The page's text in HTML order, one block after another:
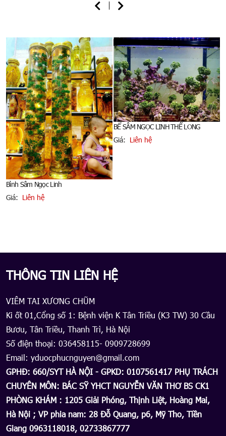
Bình Sâm Ngọc Linh
Giá: Liên hệ
BỂ SÂM NGỌC LINH THẾ LONG
Giá: Liên hệ
THÔNG TIN LIÊN HỆ
VIÊM TAI XƯƠNG CHŨM
Ki ốt 01,Cổng số 1: Bệnh viện K Tân Triều (K3 TW) 30 Cầu
Bươu, Tân Triều, Thanh Trì, Hà Nội
Số điện thoại: 036458115- 0909728699
Email: yduocphucnguyen@gmail.com
GPHĐ: 660/SYT HÀ NỘI - GPKD: 0107561417 PHỤ TRÁCH
CHUYÊN MÔN: BÁC SỸ YHCT NGUYỄN VĂN THƠ BS CK1
PHÒNG KHÁM : 1205 Giải Phóng, Thịnh Liệt, Hoàng Mai,
Hà Nội ; VP phia nam: 28 Đỗ Quang, p6, Mỹ Tho, Tiền
Giang 0963118018, 02733867777